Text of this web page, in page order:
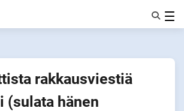
rakkausviestiä
(sulata hänen